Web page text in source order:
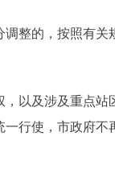
整的，按照有关
以及涉及重点站
一行使，市政府不